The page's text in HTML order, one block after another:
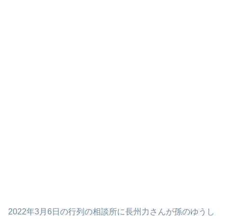
2022年3月6日の行列の相談所に長州力さんが孫のゆうし